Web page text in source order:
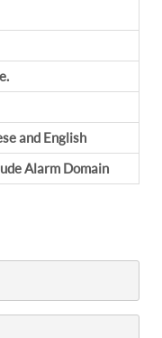
and English
Alarm Domain